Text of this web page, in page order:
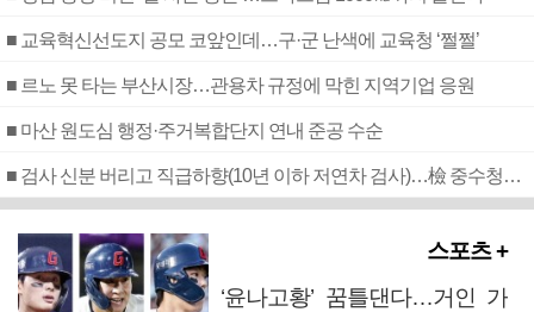
■ 교육혁신선도지 공모 코앞인데…구·군 난색에 교육청 ‘쩔쩔’
■ 르노 못 타는 부산시장…관용차 규정에 막힌 지역기업 응원
■ 마산 원도심 행정·주거복합단지 연내 준공 수순
■ 검사 신분 버리고 직급하향(10년 이하 저연차 검사)…檢 중수청행 기피
스포츠 +
‘윤나고황’ 꿈틀댄다…거인 가